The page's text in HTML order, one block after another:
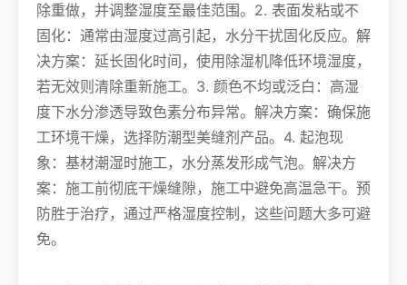
除重做，并调整湿度至最佳范围。2. 表面发粘或不
固化：通常由湿度过高引起，水分干扰固化反应。解
决方案：延长固化时间，使用除湿机降低环境湿度，
若无效则清除重新施工。3. 颜色不均或泛白：高湿
度下水分渗透导致色素分布异常。解决方案：确保施
工环境干燥，选择防潮型美缝剂产品。4. 起泡现
象：基材潮湿时施工，水分蒸发形成气泡。解决方
案：施工前彻底干燥缝隙，施工中避免高温急干。预
防胜于治疗，通过严格湿度控制，这些问题大多可避
免。